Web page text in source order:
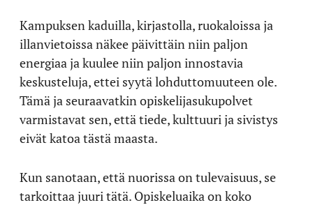
Kampuksen kaduilla, kirjastolla, ruokaloissa ja
illanvietoissa näkee päivittäin niin paljon
energiaa ja kuulee niin paljon innostavia
keskusteluja, ettei syytä lohduttomuuteen ole.
Tämä ja seuraavatkin opiskelijasukupolvet
varmistavat sen, että tiede, kulttuuri ja sivistys
eivät katoa tästä maasta.
Kun sanotaan, että nuorissa on tulevaisuus, se
tarkoittaa juuri tätä. Opiskeluaika on koko